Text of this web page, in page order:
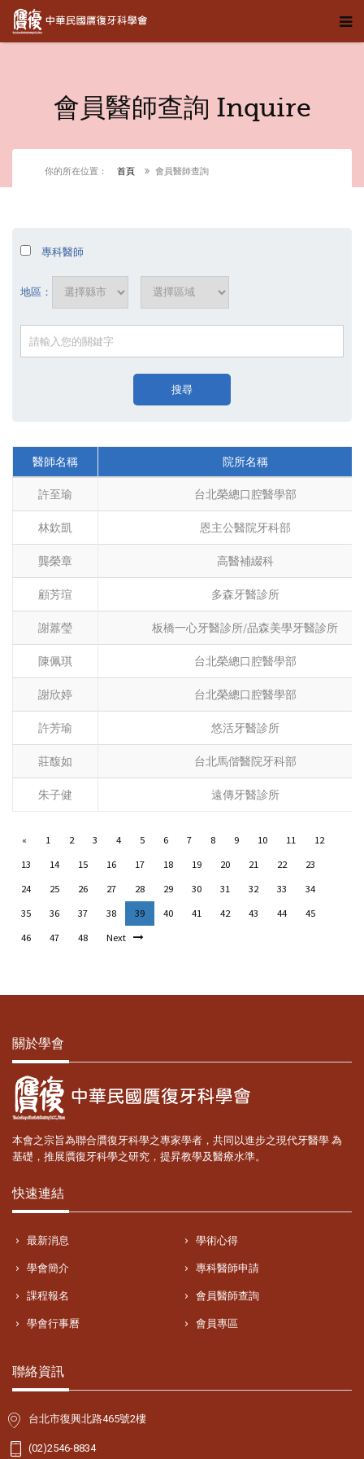
會員醫師查詢 Inquire
你的所在位置： 首頁 會員醫師查詢
專科醫師
地區：
搜尋
醫師名稱 院所名稱
許至瑜 台北榮總口腔醫學部
林欽凱 恩主公醫院牙科部
龔榮章 高醫補綴科
顧芳瑄 多森牙醫診所
謝䕒瑩 板橋一心牙醫診所/品森美學牙醫診所
陳佩琪 台北榮總口腔醫學部
謝欣婷 台北榮總口腔醫學部
許芳瑜 悠活牙醫診所
莊馥如 台北馬偕醫院牙科部
朱子健 遠傳牙醫診所
« 1 2 3 4 5 6 7 8 9 10 11
12
13
14 15 16 17 18 19 20 21 22
23
24
25 26 27 28 29 30 31 32 33
34
35
36 37 38 39 40 41 42 43 44
45
46
47 48 Next
關於學會
本會之宗旨為聯合贋復牙科學之專家學者，共同以進步之現代牙醫學 為
基礎，推展贋復牙科學之研究，提昇教學及醫療水準。
快速連結
最新消息 學術心得
學會簡介 專科醫師申請
課程報名 會員醫師查詢
學會行事曆 會員專區
聯絡資訊
台北市復興北路465號2樓
(02)2546-8834